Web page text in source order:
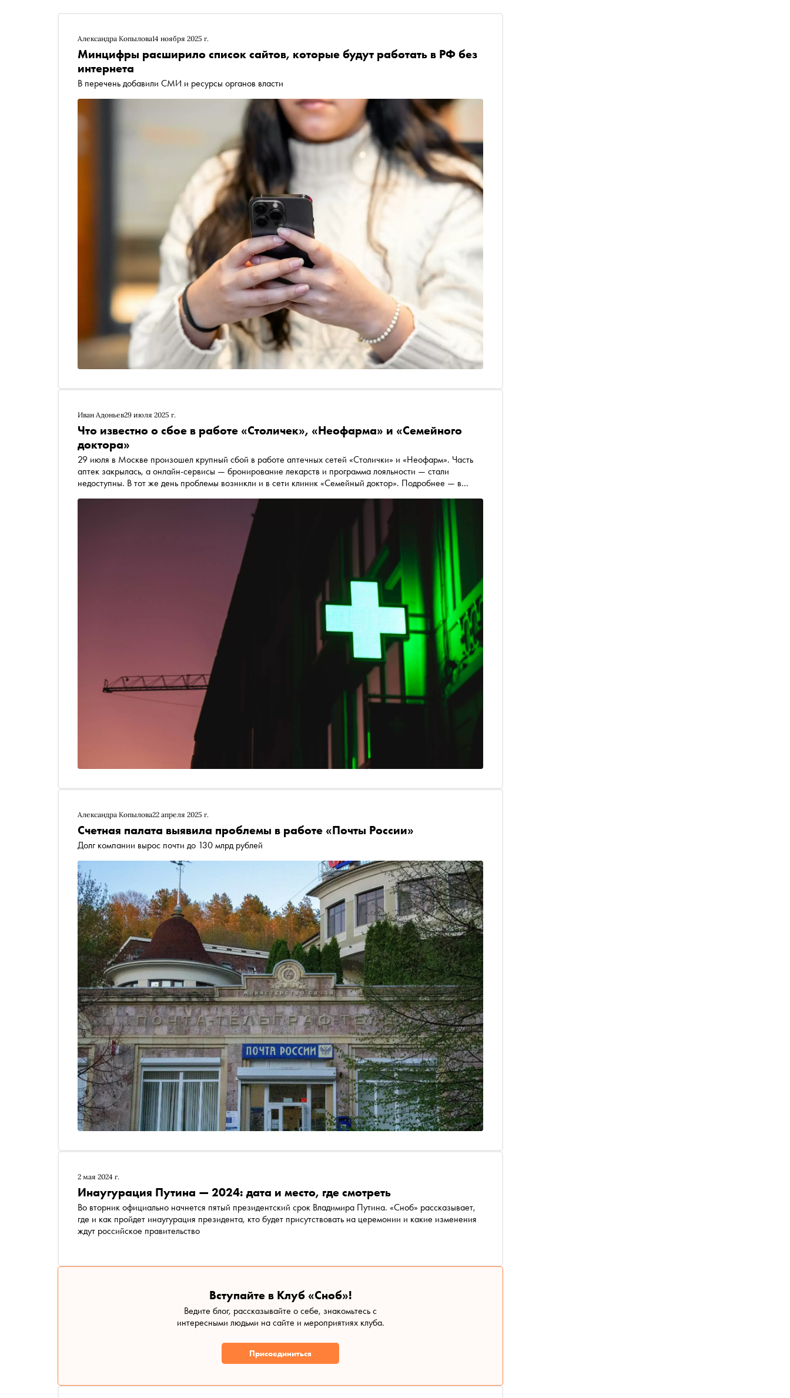
Александра Копылова14 ноября 2025 г.
Минцифры расширило список сайтов, которые будут работать в РФ без
интернета
В перечень добавили СМИ и ресурсы органов власти
Иван Адоньев29 июля 2025 г.
Что известно о сбое в работе «Столичек», «Неофарма» и «Семейного
доктора»
29 июля в Москве произошел крупный сбой в работе аптечных сетей «Столички» и «Неофарм». Часть
аптек закрылась, а онлайн-сервисы — бронирование лекарств и программа лояльности — стали
недоступны. В тот же день проблемы возникли и в сети клиник «Семейный доктор». Подробнее — в
Александра Копылова22 апреля 2025 г.
Счетная палата выявила проблемы в работе «Почты России»
Долг компании вырос почти до 130 млрд рублей
2 мая 2024 г.
Инаугурация Путина — 2024: дата и место, где смотреть
Во вторник официально начнется пятый президентский срок Владимира Путина. «Сноб» рассказывает,
где и как пройдет инаугурация президента, кто будет присутствовать на церемонии и какие изменения
ждут российское правительство
Вступайте в Клуб «Сноб»!
Ведите блог, рассказывайте о себе, знакомьтесь с
интересными людьми на сайте и мероприятиях клуба.
Присоединиться